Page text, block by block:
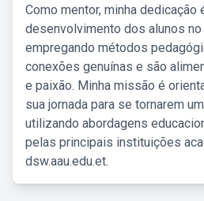
Como mentor, minha dedicação
desenvolvimento dos alunos
empregando métodos
conexões genuínas e são
e paixão. Minha missão é
sua jornada para se tornarem
utilizando abordagens
pelas principais instituições
dsw.aau.edu.et.